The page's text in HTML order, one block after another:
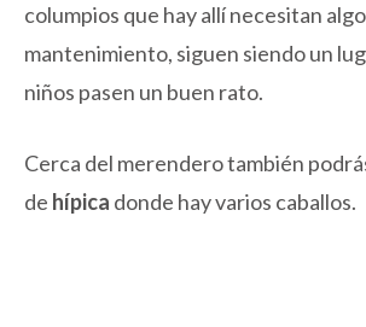
columpios que hay allí necesitan
mantenimiento, siguen siendo un
niños pasen un buen rato.
Cerca del merendero también
de hípica donde hay varios caballos.